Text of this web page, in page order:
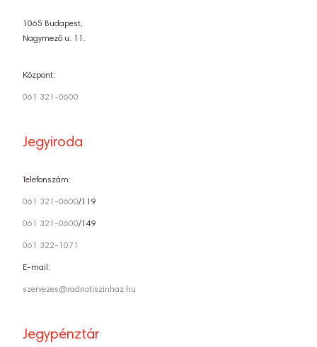
1065 Budapest,
Nagymező u. 11.
Központ:
061 321-0600
Jegyiroda
Telefonszám:
061 321-0600/119
061 321-0600/149
061 322-1071
E-mail:
szervezes@radnotiszinhaz.hu
Jegypénztár